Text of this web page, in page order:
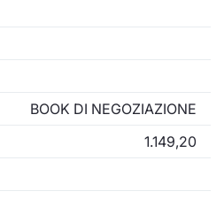
BOOK DI NEGOZIAZIONE
1.149,20